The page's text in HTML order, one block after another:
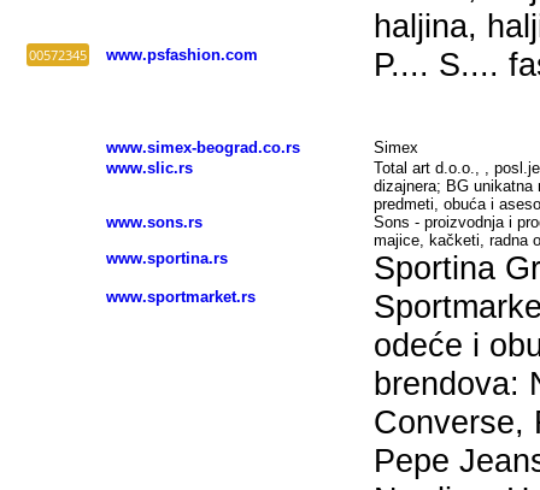
haljina,
00572345 www.psfashion.com P.... S....
www.simex-beograd.co.rs
Simex
www.slic.rs
Total art d.o.o., ,
dizajnera; BG unikatna
predmeti, obuća i
www.sons.rs
Sons - proizvodnja i
majice, kačketi, radna
www.sportina.rs
Sportina
www.sportmarket.rs
odeće i
brendova:
Converse,
Pepe